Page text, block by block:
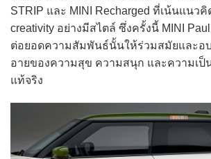
STRIP และ MINI Recharged ที่เน้นแนวคิ
creativity อย่างมีสไตล์ ซึ่งครั้งนี้ MINI
ต่อยอดความสัมพันธ์นั้นให้ร่วมสมัยและอ
อายของความสุข ความสนุก และความเป็
แท้จริง